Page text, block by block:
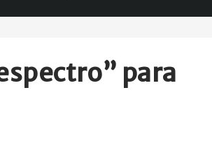
para